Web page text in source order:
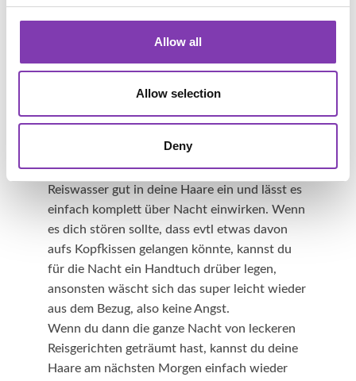
Allow all
Allow selection
Deny
es wird auch genau wie ein normaler
Haarwäsche das Reiswasser in die Haare
einmassieren und nach einer Einwirkzeit
von 2-3 Minuten wieder gründlich ausspülen.
: Auch diese Kur ist super
einfach. Vor dem Schlafen massierst du dein
Reiswasser gut in deine Haare ein und lässt es
einfach komplett über Nacht einwirken. Wenn
es dich stören sollte, dass evtl etwas davon
aufs Kopfkissen gelangen könnte, kannst du
für die Nacht ein Handtuch drüber legen,
ansonsten wäscht sich das super leicht wieder
aus dem Bezug, also keine Angst.
Wenn du dann die ganze Nacht von leckeren
Reisgerichten geträumt hast, kannst du deine
Haare am nächsten Morgen einfach wieder